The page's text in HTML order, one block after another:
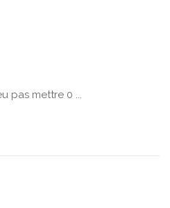
pas mettre 0 ...